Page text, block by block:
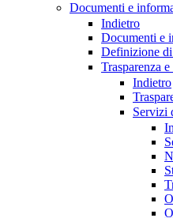
Documenti e
Indietro
Documenti e
Definizione
Trasparenza
Indietro
Servizi